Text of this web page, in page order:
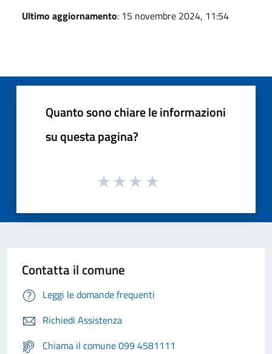
Ultimo aggiornamento: 15 novembre 2024, 11:54
Quanto sono chiare le informazioni
su questa pagina?
Contatta il comune
Leggi le domande frequenti
Richiedi Assistenza
Chiama il comune 099 4581111